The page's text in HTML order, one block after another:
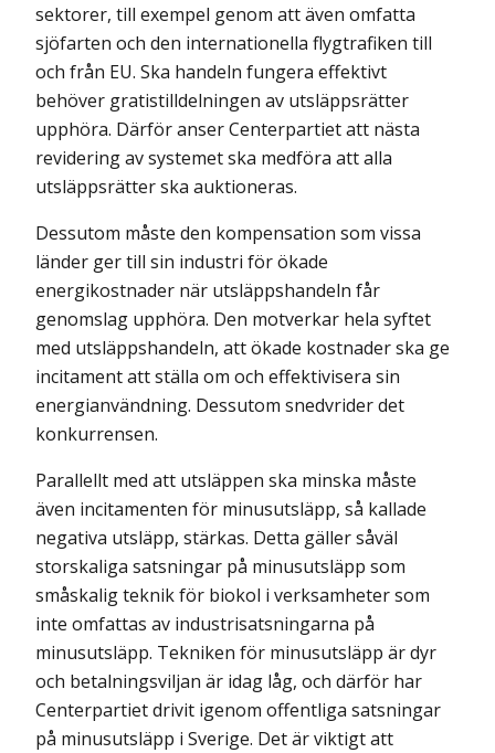
sektorer, till exempel genom att även omfatta
sjöfarten och den internationella flygtrafiken till
och från EU. Ska handeln fungera effektivt
behöver gratistilldelningen av utsläppsrätter
upphöra. Därför anser Centerpartiet att nästa
revidering av systemet ska medföra att alla
utsläppsrätter ska auktioneras.
Dessutom måste den kompensation som vissa
länder ger till sin industri för ökade
energikostnader när utsläppshandeln får
genomslag upphöra. Den motverkar hela syftet
med utsläppshandeln, att ökade kostnader ska ge
incitament att ställa om och effektivi­sera sin
energianvändning. Dessutom snedvrider det
konkurrensen.
Parallellt med att utsläppen ska minska måste
även incitamenten för minusutsläpp, så kallade
negativa utsläpp, stärkas. Detta gäller såväl
storskaliga satsningar på minus­utsläpp som
småskalig teknik för biokol i verksamheter som
inte omfattas av industri­satsningarna på
minusutsläpp. Tekniken för minusutsläpp är dyr
och betalningsviljan är idag låg, och därför har
Centerpartiet drivit igenom offentliga satsningar
på minus­utsläpp i Sverige. Det är viktigt att